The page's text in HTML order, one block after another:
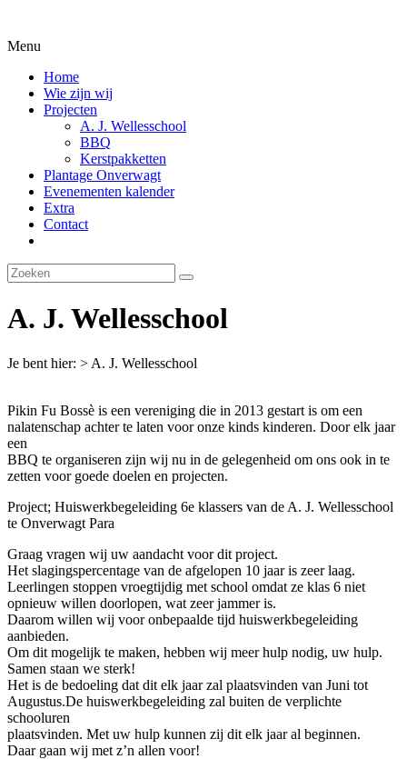
inhoud
Menu
Home
Wie zijn wij
Projecten
A. J. Wellesschool
BBQ
Kerstpakketten
Plantage Onverwagt
Evenementen kalender
Extra
Contact
A. J. Wellesschool
Je bent hier: > A. J. Wellesschool
Pikin Fu Bossè is een vereniging die in 2013 gestart is om een
nalatenschap achter te laten voor onze kinds kinderen. Door elk jaar
een
BBQ te organiseren zijn wij nu in de gelegenheid om ons ook in te
zetten voor goede doelen en projecten.
Project; Huiswerkbegeleiding 6e klassers van de A. J. Wellesschool
te Onverwagt Para
Graag vragen wij uw aandacht voor dit project.
Het slagingspercentage van de afgelopen 10 jaar is zeer laag.
Leerlingen stoppen vroegtijdig met school omdat ze klas 6 niet
opnieuw willen doorlopen, wat zeer jammer is.
Daarom willen wij voor onbepaalde tijd huiswerkbegeleiding
aanbieden.
Om dit mogelijk te maken, hebben wij meer hulp nodig, uw hulp.
Samen staan we sterk!
Het is de bedoeling dat dit elk jaar zal plaatsvinden van Juni tot
Augustus.De huiswerkbegeleiding zal buiten de verplichte
schooluren
plaatsvinden. Met uw hulp kunnen zij dit elk jaar al beginnen.
Daar gaan wij met z’n allen voor!